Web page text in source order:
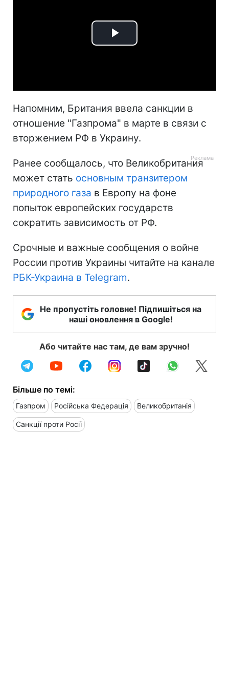
Play
Напомним, Британия ввела санкции в
отношение "Газпрома" в марте в связи с
вторжением РФ в Украину.
Ранее сообщалось, что Великобритания
может стать основным транзитером
природного газа в Европу на фоне
попыток европейских государств
сократить зависимость от РФ.
Срочные и важные сообщения о войне
России против Украины читайте на канале
РБК-Украина в Telegram.
Не пропустіть головне! Підпишіться на
наші оновлення в Google!
Або читайте нас там, де вам зручно!
Більше по темі:
Газпром Російська Федерація Великобританія
Санкції проти Росії